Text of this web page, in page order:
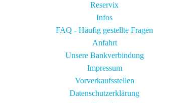
Reservix
Infos
FAQ - Häufig gestellte Fragen
Anfahrt
Unsere Bankverbindung
Impressum
Vorverkaufsstellen
Datenschutzerklärung